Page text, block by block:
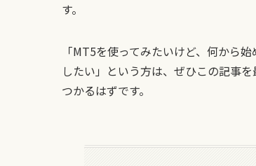
す。
「MT5を使ってみたいけど、何から
したい」という方は、ぜひこの記事
つかるはずです。